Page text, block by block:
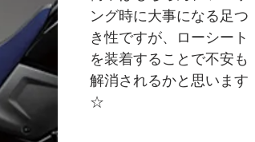
ング時に大事になる足つ
き性ですが、ローシート
を装着することで不安も
解消されるかと思います
☆